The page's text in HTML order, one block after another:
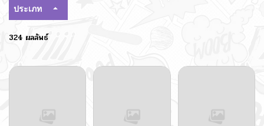
ประเภท
324 ผลลัพธ์